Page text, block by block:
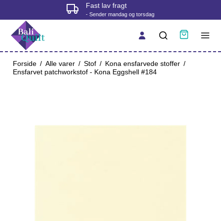
Fast lav fragt
- Sender mandag og torsdag
Forside / Alle varer / Stof / Kona ensfarvede stoffer /
Ensfarvet patchworkstof - Kona Eggshell #184